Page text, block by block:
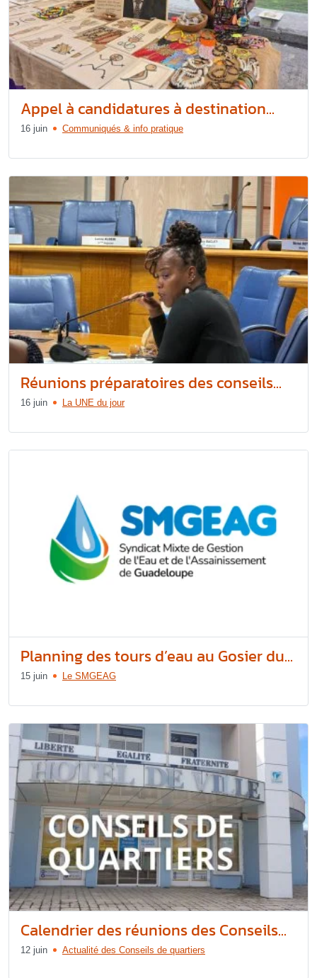
Appel à candidatures à destination...
16 juin Communiqués & info pratique
Réunions préparatoires des conseils...
16 juin La UNE du jour
Planning des tours d’eau au Gosier du...
15 juin Le SMGEAG
Calendrier des réunions des Conseils...
12 juin Actualité des Conseils de quartiers